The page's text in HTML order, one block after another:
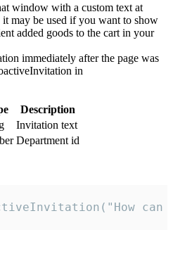
window with a custom text at
may be used if you want to show
added goods to the cart in your
immediately after the page was
in
Description
Invitation text
Department id